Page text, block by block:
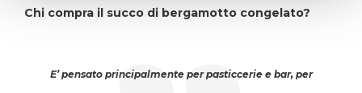
Chi compra il succo di bergamotto congelato?
E’ pensato principalmente per pasticcerie e bar, per